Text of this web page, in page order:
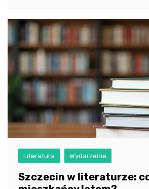
Literatura Wydarzenia
Szczecin w literaturze: